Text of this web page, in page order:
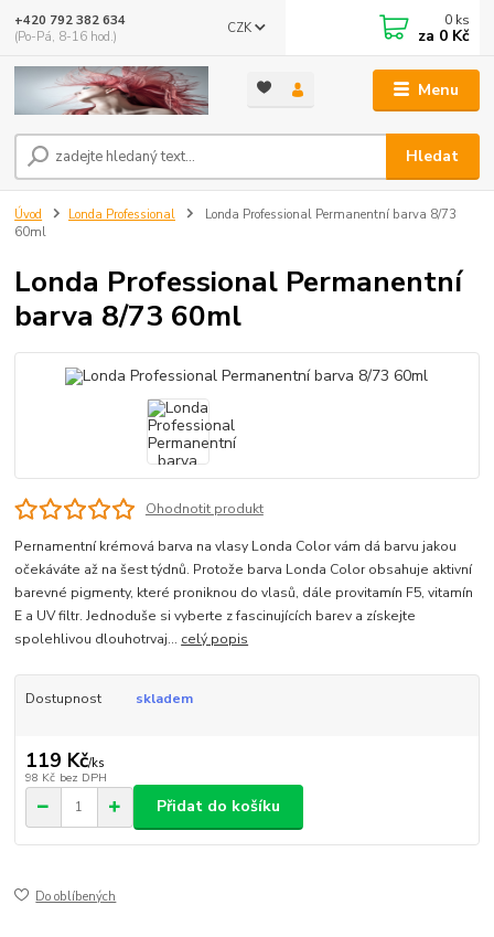
Menu
CZK
Hledat
+420 792 382 634
(Po-Pá, 8-16 hod.)
0 ks
za 0 Kč
Úvod Londa Professional
Londa Professional Permanentní barva 8/73
60ml
Londa Professional Permanentní
barva 8/73 60ml
Ohodnotit produkt
Pernamentní krémová barva na vlasy Londa Color vám dá barvu jakou
očekáváte až na šest týdnů. Protože barva Londa Color obsahuje aktivní
barevné pigmenty, které proniknou do vlasů, dále provitamín F5, vitamín
E a UV filtr. Jednoduše si vyberte z fascinujících barev a získejte
spolehlivou dlouhotrvaj... celý popis
Dostupnost skladem
119 Kč/ks
98 Kč bez DPH
Přidat do košíku
Do oblíbených